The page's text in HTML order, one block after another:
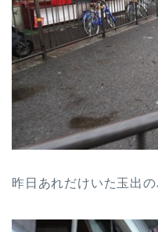
昨日あれだけいた玉出